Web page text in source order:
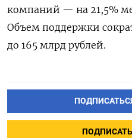
компаний — на 21,5%
Объем поддержки
до 165 млрд рублей.